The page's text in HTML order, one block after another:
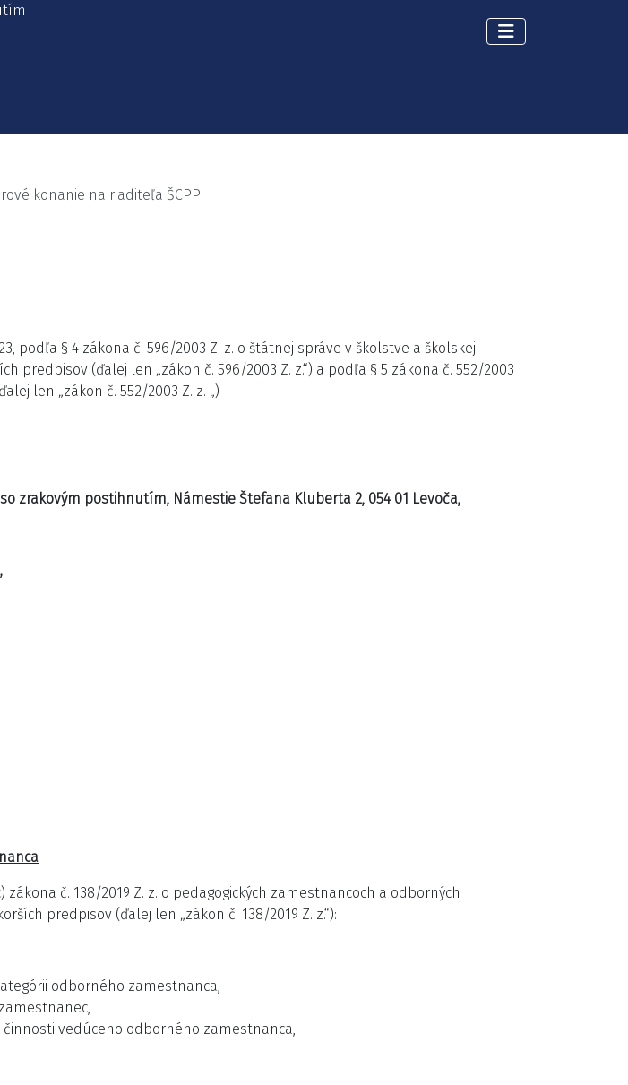
konanie na riaditeľa ŠCPP
podľa § 4 zákona č. 596/2003 Z. z. o štátnej správe v školstve a školskej
(ďalej len „zákon č. 596/2003 Z. z.“) a podľa § 5 zákona č. 552/2003
len „zákon č. 552/2003 Z. z. „)
zrakovým postihnutím, Námestie Štefana Kluberta 2, 054 01 Levoča,
č. 138/2019 Z. z. o pedagogických zamestnancoch a odborných
predpisov (ďalej len „zákon č. 138/2019 Z. z.“):
odborného zamestnanca,
vedúceho odborného zamestnanca,